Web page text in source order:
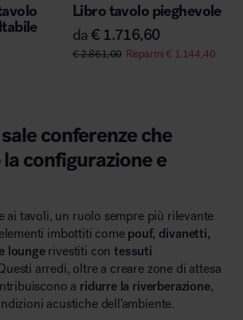
Libro tavolo pieghevole
da€ 1.716,60
€2.861,00 Risparmi€ 1.144,40
conferenze che
configurazione e
ai tavoli, un ruolo sempre più rilevante
imbottiti come pouf, divanetti,
loungerivestiti contessuti
arredi, oltre a creare zone di attesa
a ridurre la riverberazione,
acustiche dell’ambiente.